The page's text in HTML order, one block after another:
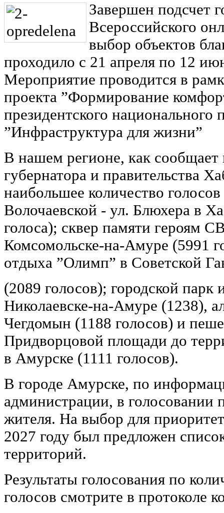
Завершен подсчет
Всероссийского
выбор объектов
проходило с 21 апреля по 12
Мероприятие проводится в
проекта ”Формирование
президентского национального
”Инфраструктура для жизни”
В нашем регионе, как сообщает
губернатора и правительства
наибольшее количество
Волочаевской - ул. Блюхера в
голоса); сквер памяти героям
Комсомольске-на-Амуре (5991
отдыха ”Олимп” в Советской
(2089 голосов); городской
Николаевске-на-Амуре (1238),
Чегдомын (1188 голосов) и
Придворцовой площади до
в Амурске (1111 голосов).
В городе Амурске, по
администрации, в голосовании
жителя. На выбор для
2027 году был предложен
территорий.
Результаты голосования по
голосов смотрите в протоколе